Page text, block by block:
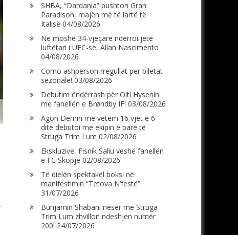
SHBA, “Dardania” pushton Gran
Paradison, majën më të lartë të
Italisë 04/08/2026
Në moshë 34-vjeçare ndërroi jetë
luftëtari i UFC-së, Allan Nascimento
04/08/2026
Como ashpërson rregullat për biletat
sezonale! 03/08/2026
Debutim ëndërrash për Olti Hysenin
me fanellën e Brøndby IF! 03/08/2026
Agon Demiri me vetëm 16 vjet e 6
ditë debutoi me ekipin e parë të
Struga Trim Lum 02/08/2026
Ekskluzive, Fisnik Saliu veshë fanellën
e FC Skopje 02/08/2026
Të dielën spektakël boksi në
manifestimin “Tetova N’festë”
31/07/2026
Bunjamin Shabani nesër me Struga
Trim Lum zhvillon ndeshjen numër
200! 24/07/2026